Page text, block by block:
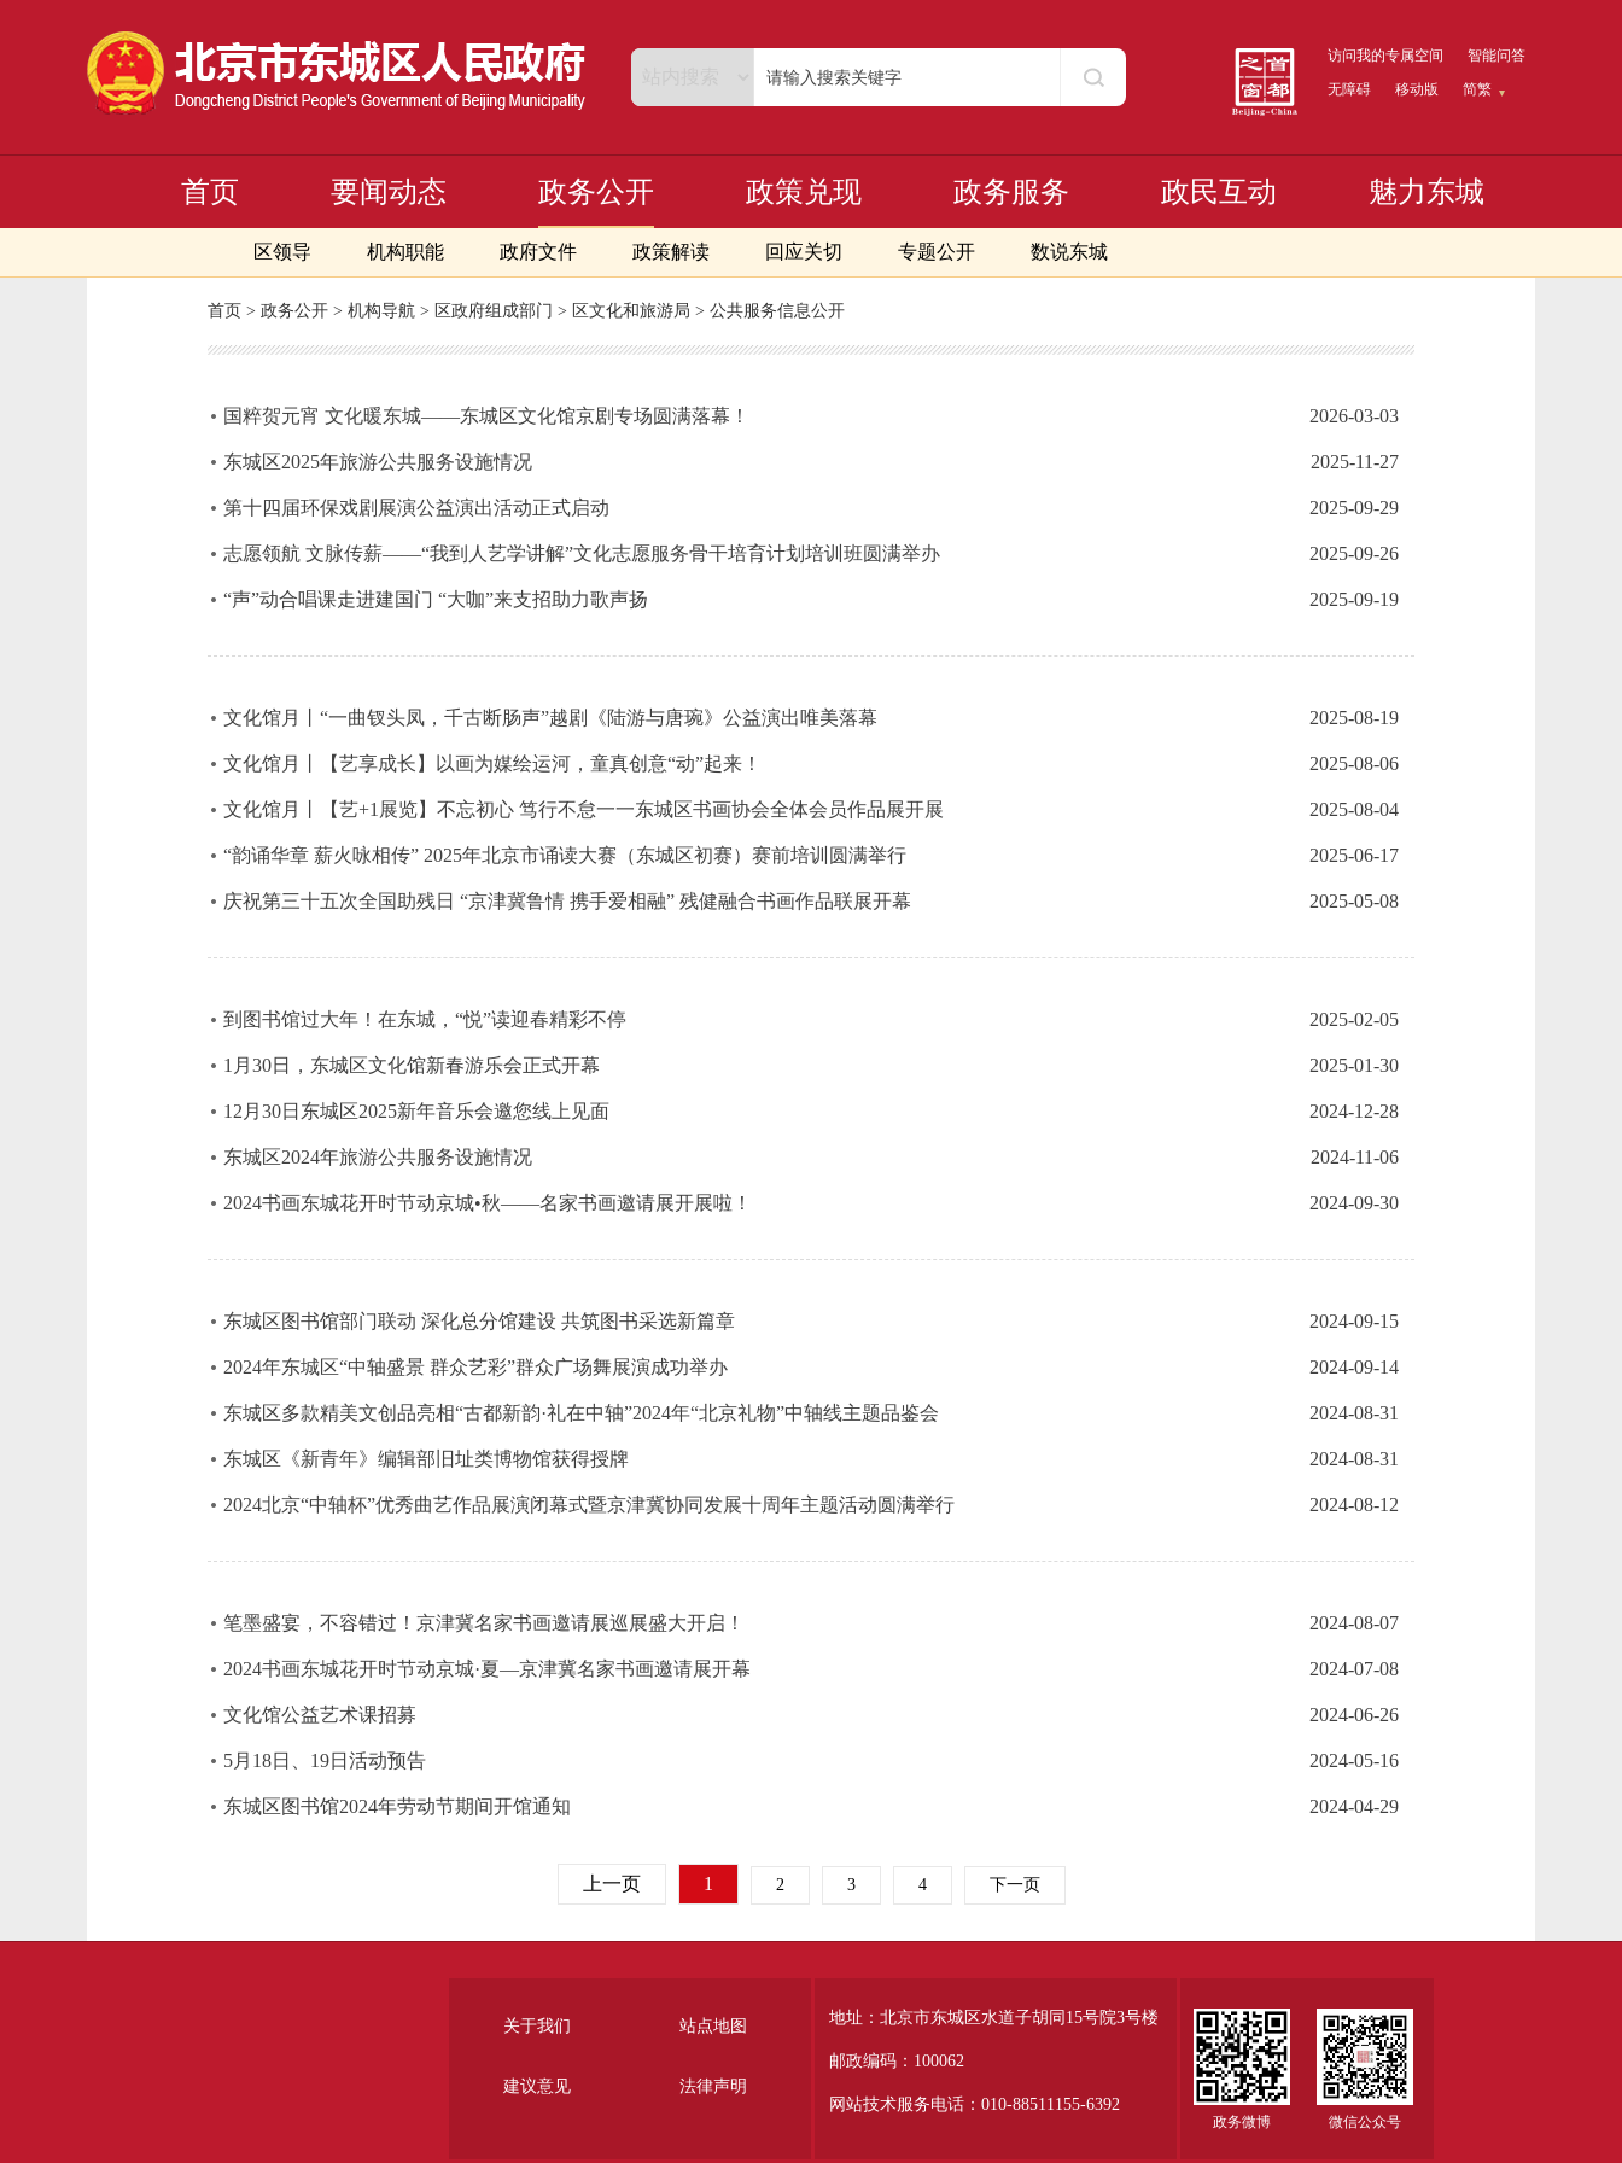
访问我的专属空间
智能问答
无障碍
移动版 简繁
首页 要闻动态 政务公开
区领导 机构职能 政府文件 政策解读 回应关切 专题公开 数说东城
政策兑现 政务服务 政民互动 魅力东城
首页 > 政务公开 > 机构导航 > 区政府组成部门 > 区文化和旅游局 > 公共服务信息公开
国粹贺元宵 文化暖东城——东城区文化馆京剧专场圆满落幕！ 2026-03-03
东城区2025年旅游公共服务设施情况 2025-11-27
第十四届环保戏剧展演公益演出活动正式启动 2025-09-29
志愿领航 文脉传薪——“我到人艺学讲解”文化志愿服务骨干培育计划培训班圆满举办 2025-09-26
“声”动合唱课走进建国门 “大咖”来支招助力歌声扬 2025-09-19
文化馆月丨“一曲钗头凤，千古断肠声”越剧《陆游与唐琬》公益演出唯美落幕 2025-08-19
文化馆月丨【艺享成长】以画为媒绘运河，童真创意“动”起来！ 2025-08-06
文化馆月丨【艺+1展览】不忘初心 笃行不怠一一东城区书画协会全体会员作品展开展 2025-08-04
“韵诵华章 薪火咏相传” 2025年北京市诵读大赛（东城区初赛）赛前培训圆满举行 2025-06-17
庆祝第三十五次全国助残日 “京津冀鲁情 携手爱相融” 残健融合书画作品联展开幕 2025-05-08
到图书馆过大年！在东城，“悦”读迎春精彩不停 2025-02-05
1月30日，东城区文化馆新春游乐会正式开幕 2025-01-30
12月30日东城区2025新年音乐会邀您线上见面 2024-12-28
东城区2024年旅游公共服务设施情况 2024-11-06
2024书画东城花开时节动京城•秋——名家书画邀请展开展啦！ 2024-09-30
东城区图书馆部门联动 深化总分馆建设 共筑图书采选新篇章 2024-09-15
2024年东城区“中轴盛景 群众艺彩”群众广场舞展演成功举办 2024-09-14
东城区多款精美文创品亮相“古都新韵·礼在中轴”2024年“北京礼物”中轴线主题品鉴会 2024-08-31
东城区《新青年》编辑部旧址类博物馆获得授牌 2024-08-31
2024北京“中轴杯”优秀曲艺作品展演闭幕式暨京津冀协同发展十周年主题活动圆满举行 2024-08-12
笔墨盛宴，不容错过！京津冀名家书画邀请展巡展盛大开启！ 2024-08-07
2024书画东城花开时节动京城·夏—京津冀名家书画邀请展开幕 2024-07-08
文化馆公益艺术课招募 2024-06-26
5月18日、19日活动预告 2024-05-16
东城区图书馆2024年劳动节期间开馆通知 2024-04-29
上一页 1 2 3 4 下一页
关于我们 站点地图
建议意见 法律声明
地址：北京市东城区水道子胡同15号院3号楼
邮政编码：100062
网站技术服务电话：010-88511155-6392
政务微博 微信公众号